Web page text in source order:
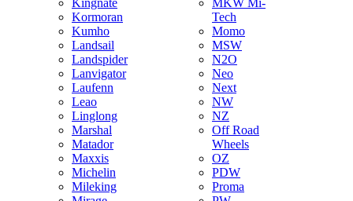
Kingnate
Kormoran
Kumho
Landsail
Landspider
Lanvigator
Laufenn
Leao
Linglong
Marshal
Matador
Maxxis
Michelin
Mileking
MKW Mi-
Tech
Momo
MSW
N2O
Neo
Next
NW
NZ
Off Road
Wheels
OZ
PDW
Proma